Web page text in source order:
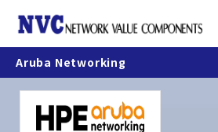
製品情報
お知らせ
Aruba Networking